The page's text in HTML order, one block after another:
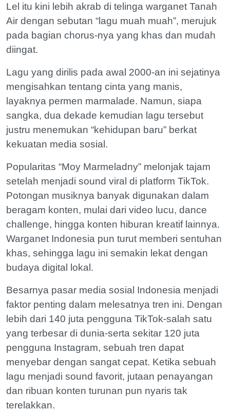
Lel itu kini lebih akrab di telinga warganet Tanah
Air dengan sebutan “lagu muah muah”, merujuk
pada bagian chorus-nya yang khas dan mudah
diingat.
Lagu yang dirilis pada awal 2000-an ini sejatinya
mengisahkan tentang cinta yang manis,
layaknya permen marmalade. Namun, siapa
sangka, dua dekade kemudian lagu tersebut
justru menemukan “kehidupan baru” berkat
kekuatan media sosial.
Popularitas “Moy Marmeladny” melonjak tajam
setelah menjadi sound viral di platform TikTok.
Potongan musiknya banyak digunakan dalam
beragam konten, mulai dari video lucu, dance
challenge, hingga konten hiburan kreatif lainnya.
Warganet Indonesia pun turut memberi sentuhan
khas, sehingga lagu ini semakin lekat dengan
budaya digital lokal.
Besarnya pasar media sosial Indonesia menjadi
faktor penting dalam melesatnya tren ini. Dengan
lebih dari 140 juta pengguna TikTok-salah satu
yang terbesar di dunia-serta sekitar 120 juta
pengguna Instagram, sebuah tren dapat
menyebar dengan sangat cepat. Ketika sebuah
lagu menjadi sound favorit, jutaan penayangan
dan ribuan konten turunan pun nyaris tak
terelakkan.